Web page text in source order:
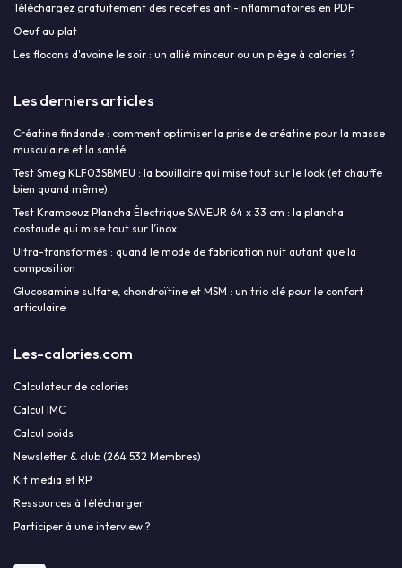
Téléchargez gratuitement des recettes anti-inflammatoires en PDF
Oeuf au plat
Les flocons d'avoine le soir : un allié minceur ou un piège à calories ?
Les derniers articles
Créatine findande : comment optimiser la prise de créatine pour la masse
musculaire et la santé
Test Smeg KLF03SBMEU : la bouilloire qui mise tout sur le look (et chauffe
bien quand même)
Test Krampouz Plancha Électrique SAVEUR 64 x 33 cm : la plancha
costaude qui mise tout sur l’inox
Ultra-transformés : quand le mode de fabrication nuit autant que la
composition
Glucosamine sulfate, chondroïtine et MSM : un trio clé pour le confort
articulaire
Les-calories.com
Calculateur de calories
Calcul IMC
Calcul poids
Newsletter & club (264 532 Membres)
Kit media et RP
Ressources à télécharger
Participer à une interview ?